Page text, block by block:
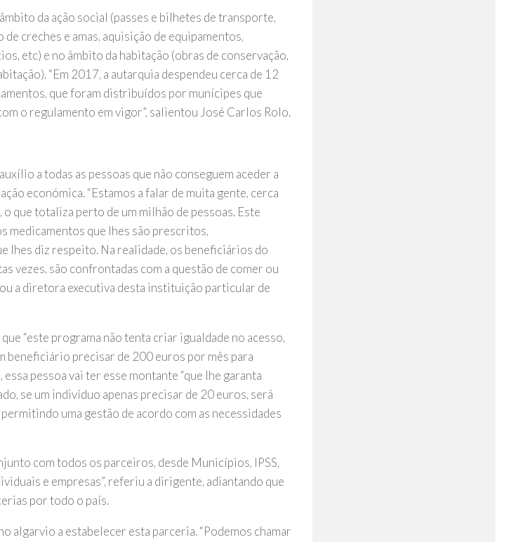
da ação social (passes e bilhetes de transporte,
de creches e amas, aquisição de equipamentos,
etc) e no âmbito da habitação (obras de conservação,
“Em 2017, a autarquia despendeu cerca de 12
que foram distribuídos por munícipes que
o regulamento em vigor”, salientou José Carlos Rolo.
a todas as pessoas que não conseguem aceder a
económica. “Estamos a falar de muita gente, cerca
o que totaliza perto de um milhão de pessoas. Este
medicamentos que lhes são prescritos,
lhes diz respeito. Na realidade, os beneficiários do
vezes, são confrontadas com a questão de comer ou
a diretora executiva desta instituição particular de
“este programa não tenta criar igualdade no acesso,
beneficiário precisar de 200 euros por mês para
pessoa vai ter esse montante “que lhe garanta
se um indivíduo apenas precisar de 20 euros, será
uma gestão de acordo com as necessidades
com todos os parceiros, desde Municípios, IPSS,
e empresas”, referiu a dirigente, adiantando que
por todo o país.
a estabelecer esta parceria. “Podemos chamar